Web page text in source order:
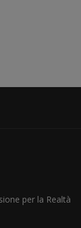
per la Realtà